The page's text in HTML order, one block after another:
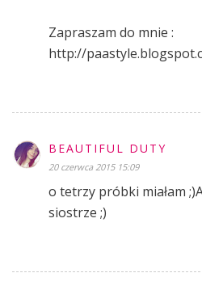
Zapraszam do mnie :
http://
BEAUTIFUL DUTY
20 czerwca 2015 15:09
o tetrzy próbki miałam
siostrze ;)